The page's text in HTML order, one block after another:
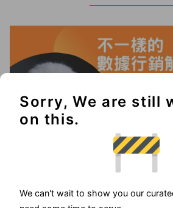
Sorry, We are still
on this.
We can't wait to show you our